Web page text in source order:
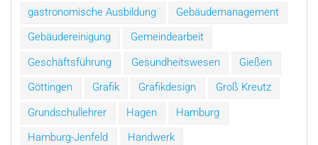
gastronomische Ausbildung
Gebäudemanagement
Gebäudereinigung
Gemeindearbeit
Geschäftsführung
Gesundheitswesen
Gießen
Göttingen
Grafik Grafikdesign
Groß Kreutz
Grundschullehrer
Hagen
Hamburg
Hamburg-Jenfeld
Handwerk